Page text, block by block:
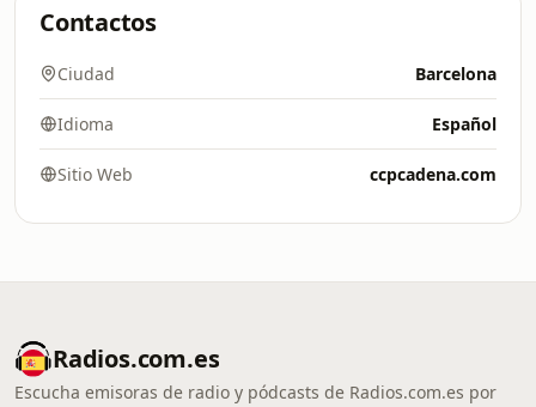
Contactos
Ciudad Barcelona
Idioma Español
Sitio Web ccpcadena.com
Radios.com.es
Escucha emisoras de radio y pódcasts de Radios.com.es por